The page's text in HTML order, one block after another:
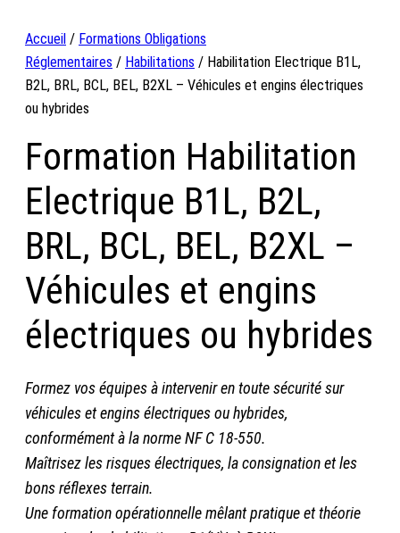
Accueil / Formations Obligations
Réglementaires / Habilitations / Habilitation Electrique B1L,
B2L, BRL, BCL, BEL, B2XL – Véhicules et engins électriques
ou hybrides
Formation Habilitation
Electrique B1L, B2L,
BRL, BCL, BEL, B2XL –
Véhicules et engins
électriques ou hybrides
Formez vos équipes à intervenir en toute sécurité sur
véhicules et engins électriques ou hybrides,
conformément à la norme NF C 18-550.
Maîtrisez les risques électriques, la consignation et les
bons réflexes terrain.
Une formation opérationnelle mêlant pratique et théorie